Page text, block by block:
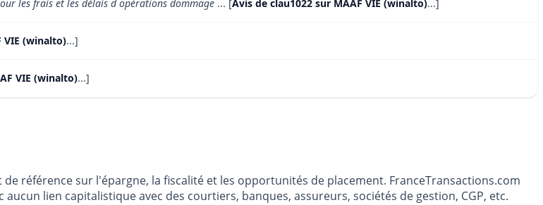
les frais et les délais d opérations dommage ... [Avis de clau1022 sur MAAF VIE (winalto)...]
VIE (winalto)...]
VIE (winalto)...]
référence sur l'épargne, la fiscalité et les opportunités de placement. FranceTransactions.com
lien capitalistique avec des courtiers, banques, assureurs, sociétés de gestion, CGP, etc.